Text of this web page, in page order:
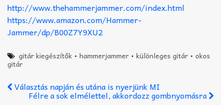
http://www.thehammerjammer.com/index.html
https://www.amazon.com/Hammer-
Jammer/dp/B00Z7Y9XU2
gitár kiegészítők •hammerjammer •különleges gitár •okos
gitár
Választás napján és utána is nyerjünk MI
Félre a sok elmélettel, akkordozz gombnyomásra